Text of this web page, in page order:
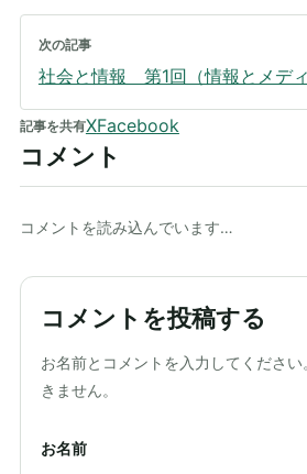
次の記事
社会と情報 第1回（情報とメデ
記事を共有XFacebook
コメント
コメントを読み込んでいます…
コメントを投稿する
お名前とコメントを入力してくださ
きません。
お名前
ウェブサイト